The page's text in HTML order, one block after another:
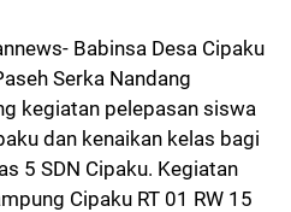
Babinsa Desa Cipaku
Serka Nandang
kegiatan pelepasan siswa
dan kenaikan kelas bagi
5 SDN Cipaku. Kegiatan
Cipaku RT 01 RW 15